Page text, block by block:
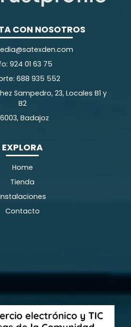
EXPLORA
Home
Tienda
Contacto
CON NOSOTROS
924 01 63 75
688 935 552
Sampedro, 23, Locales B1 y
B2
Badajoz